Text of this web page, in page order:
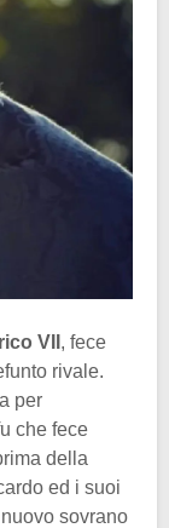
VII , fece
rivale.
per
che fece
della
ed i suoi
sovrano